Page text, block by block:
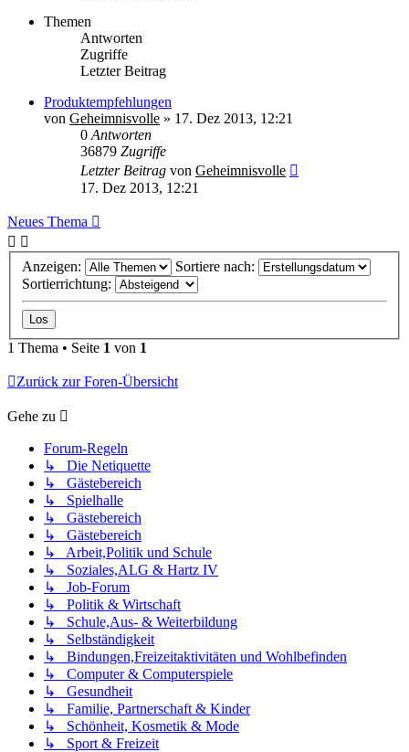
Themen
Antworten
Zugriffe
Letzter Beitrag
Produktempfehlungen
von Geheimnisvolle » 17. Dez 2013, 12:21
0Antworten
36879 Zugriffe
Letzter Beitrag von Geheimnisvolle
17. Dez 2013, 12:21
Neues Thema
Anzeigen:
Sortiere nach:
Sortierrichtung:
1 Thema • Seite 1 von 1
Zurück zur Foren-Übersicht
Gehe zu
Forum-Regeln
↳ Die Netiquette
↳ Gästebereich
↳ Spielhalle
↳ Gästebereich
↳ Gästebereich
↳ Arbeit,Politik und Schule
↳ Soziales,ALG & Hartz IV
↳ Job-Forum
↳ Politik & Wirtschaft
↳ Schule,Aus- & Weiterbildung
↳ Selbständigkeit
↳ Bindungen,Freizeitaktivitäten und Wohlbefinden
↳ Computer & Computerspiele
↳ Gesundheit
↳ Familie, Partnerschaft & Kinder
↳ Schönheit, Kosmetik & Mode
↳ Sport & Freizeit